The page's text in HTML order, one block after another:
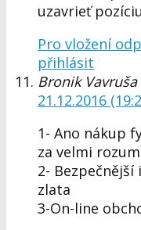
uzavrieť pozíciu
Pro vložení
přihlásit
Bronik Vavruša
21.12.2016
1- Ano nákup
za velmi
2-
zlata
3-On-line